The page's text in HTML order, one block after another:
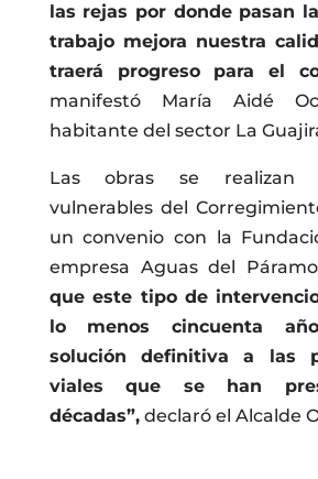
las rejas por donde pasan
trabajo mejora nuestra
traerá progreso para el
manifestó María Aidé
habitante del sector La
Las obras se realizan
vulnerables del
un convenio con la
empresa Aguas del
que este tipo de
lo menos cincuenta
solución definitiva a las
viales que se han
décadas”,declaró el Alcalde